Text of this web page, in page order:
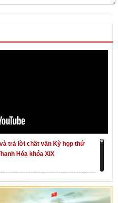
trả lời chất vấn Kỳ họp thứ
Hóa khóa XIX
thứ Nhất, Quốc hội khóa XVI